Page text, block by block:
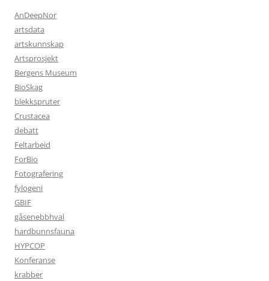
AnDeepNor
artsdata
artskunnskap
Artsprosjekt
Bergens Museum
BioSkag
blekkspruter
Crustacea
debatt
Feltarbeid
ForBio
Fotografering
fylogeni
GBIF
gåsenebbhval
hardbunnsfauna
HYPCOP
Konferanse
krabber